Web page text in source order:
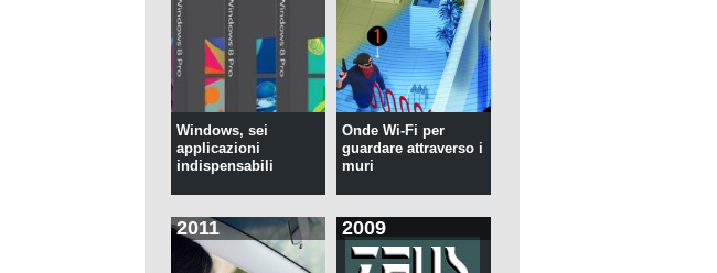
Windows, sei
applicazioni
indispensabili
Onde Wi-Fi per
guardare attraverso i
muri
2011 2009